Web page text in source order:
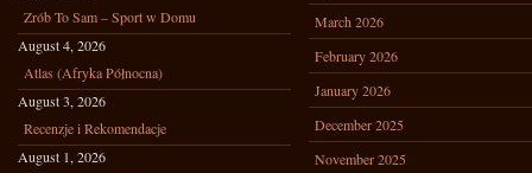
Zrób To Sam – Sport w Domu
August 4, 2026
Atlas (Afryka Północna)
August 3, 2026
Recenzje i Rekomendacje
August 1, 2026
March 2026
February 2026
January 2026
December 2025
November 2025